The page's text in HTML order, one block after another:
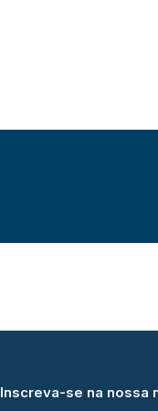
Inscreva-se na nossa